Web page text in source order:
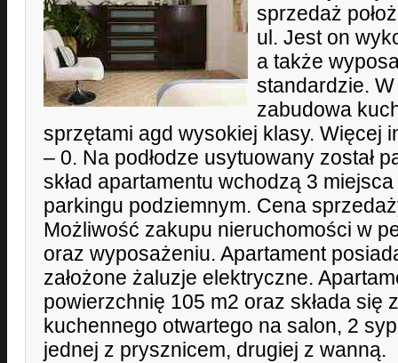
sprzedaż
ul. Jest on
a także
standardzie.
zabudowa
sprzętami agd wysokiej klasy. Więcej
– 0. Na podłodze usytuowany został
skład apartamentu wchodzą 3
parkingu podziemnym. Cena
Możliwość zakupu nieruchomości w
oraz wyposażeniu. Apartament
założone żaluzje elektryczne.
powierzchnię 105 m2 oraz składa się
kuchennego otwartego na salon, 2
jednej z prysznicem, drugiej z wanną.